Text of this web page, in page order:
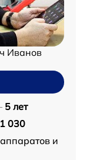
Иванов
5 лет
1 030
и